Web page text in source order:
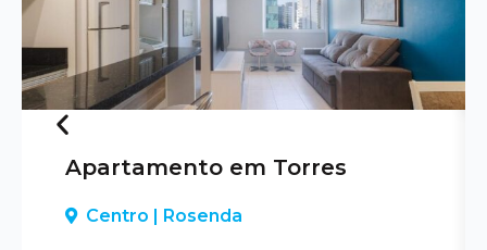
Previous
Apartamento em Torres
Centro | Rosenda